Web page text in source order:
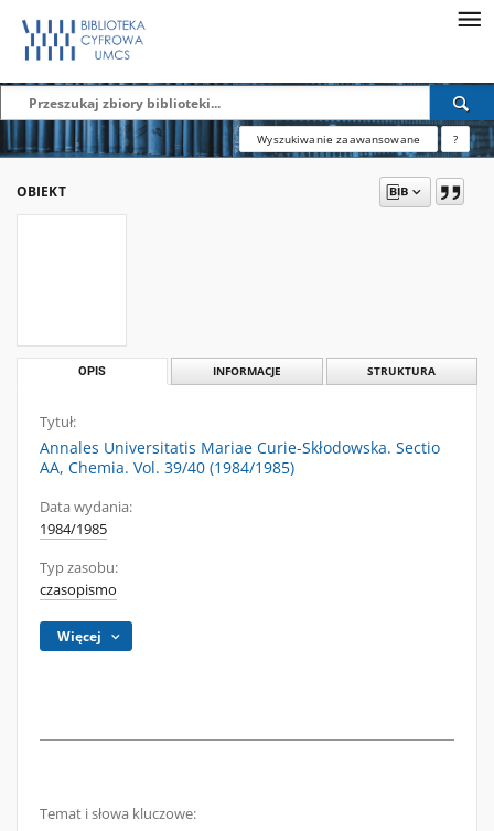
Wyszukiwanie zaawansowane ?
OBIEKT
OPIS INFORMACJE STRUKTURA
Tytuł:
Annales Universitatis Mariae Curie-Skłodowska. Sectio
AA, Chemia. Vol. 39/40 (1984/1985)
Data wydania:
1984/1985
Typ zasobu:
czasopismo
Więcej
Temat i słowa kluczowe: